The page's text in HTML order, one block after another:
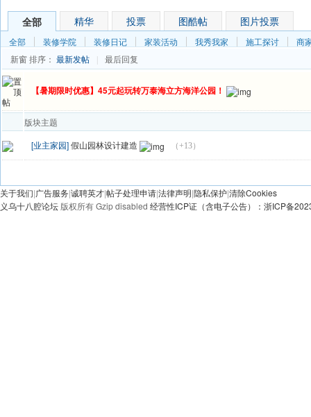
全部 精华 投票 图酷帖 图片投票
全部 装修学院 装修日记 家装活动 我秀我家 施工探讨
商
新窗排序： 最新发帖 最后回复
【暑期限时优惠】45元起玩转万泰海立方海洋公园！
版块主题
[业主家园]假山园林设计建造 （+13）
关于我们|广告服务|诚聘英才|帖子处理申请|法律声明|隐私保护|清除Cookies
义乌十八腔论坛 版权所有 Gzip disabled 经营性ICP证（含电子公告）：浙ICP备